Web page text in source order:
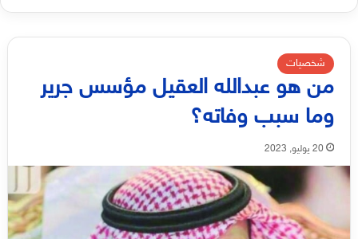
شخصيات
من هو عبدالله العقيل مؤسس جرير
وما سبب وفاته؟
20 يوليو, 2023